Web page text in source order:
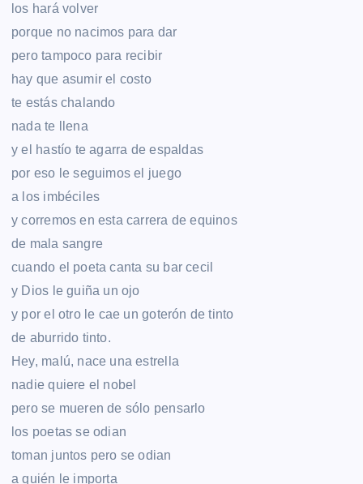
los hará volver
porque no nacimos para dar
pero tampoco para recibir
hay que asumir el costo
te estás chalando
nada te llena
y el hastío te agarra de espaldas
por eso le seguimos el juego
a los imbéciles
y corremos en esta carrera de equinos
de mala sangre
cuando el poeta canta su bar cecil
y Dios le guiña un ojo
y por el otro le cae un goterón de tinto
de aburrido tinto.
Hey, malú, nace una estrella
nadie quiere el nobel
pero se mueren de sólo pensarlo
los poetas se odian
toman juntos pero se odian
a quién le importa